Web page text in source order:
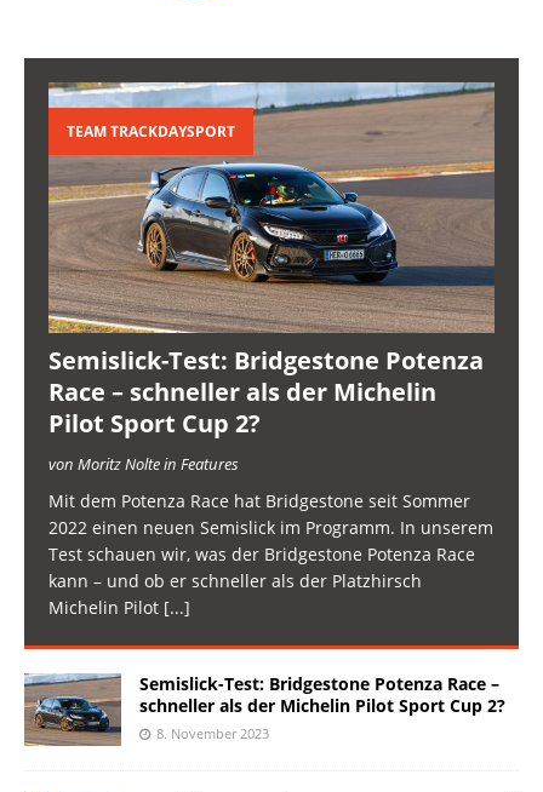
TEAM TRACKDAYSPORT
Semislick-Test: Bridgestone Potenza
Race – schneller als der Michelin
Pilot Sport Cup 2?
von Moritz Nolte in Features
Mit dem Potenza Race hat Bridgestone seit Sommer
2022 einen neuen Semislick im Programm. In unserem
Test schauen wir, was der Bridgestone Potenza Race
kann – und ob er schneller als der Platzhirsch
Michelin Pilot [...]
Semislick-Test: Bridgestone Potenza Race –
schneller als der Michelin Pilot Sport Cup 2?
8. November 2023